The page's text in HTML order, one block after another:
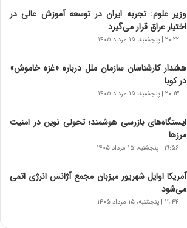
وزیر علوم: تجربه ایران در توسعه آموزش عالی در
اختیار عراق قرار می‌گیرد
۲۰:۲۲ | پنجشنبه، ۱۵ مرداد ۱۴۰۵
هشدار کارشناسان سازمان ملل درباره «غزه‌ خاموش»
در کوبا
۲۰:۱۳ | پنجشنبه، ۱۵ مرداد ۱۴۰۵
ایستگاه‌های بازرسی هوشمند؛ تحولی نوین در امنیت
مرزها
۱۹:۵۶ | پنجشنبه، ۱۵ مرداد ۱۴۰۵
آمریکا اوایل شهریور میزبان مجمع آژانس انرژی اتمی
می‌شود
۱۹:۴۴ | پنجشنبه، ۱۵ مرداد ۱۴۰۵